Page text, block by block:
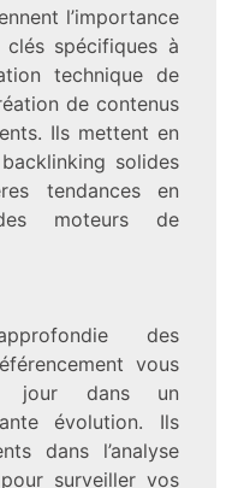
l’importance
spécifiques à
technique de
de contenus
Ils mettent en
solides
tendances en
moteurs de
des
vous
jour dans un
évolution. Ils
dans l’analyse
surveiller vos